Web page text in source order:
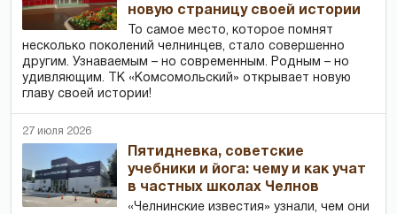
новую страницу своей истории
То самое место, которое помнят
несколько поколений челнинцев, стало совершенно
другим. Узнаваемым – но современным. Родным – но
удивляющим. ТК «Комсомольский» открывает новую
главу своей истории!
27 июля 2026
Пятидневка, советские
учебники и йога: чему и как учат
в частных школах Челнов
«Челнинские известия» узнали, чем они